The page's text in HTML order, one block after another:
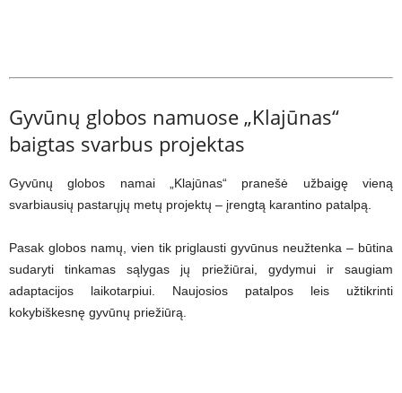
Gyvūnų globos namuose „Klajūnas“
baigtas svarbus projektas
Gyvūnų globos namai „Klajūnas“ pranešė užbaigę vieną
svarbiausių pastarųjų metų projektų – įrengtą karantino patalpą.
Pasak globos namų, vien tik priglausti gyvūnus neužtenka – būtina
sudaryti tinkamas sąlygas jų priežiūrai, gydymui ir saugiam
adaptacijos laikotarpiui. Naujosios patalpos leis užtikrinti
kokybiškesnę gyvūnų priežiūrą.